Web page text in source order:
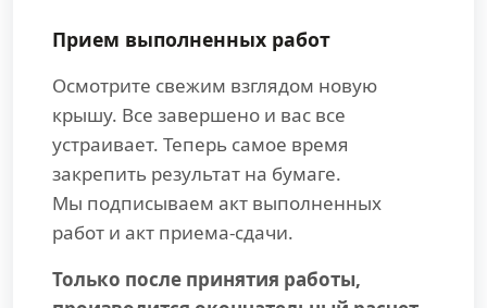
Прием выполненных работ
Осмотрите свежим взглядом новую
крышу. Все завершено и вас все
устраивает. Теперь самое время
закрепить результат на бумаге.
Мы подписываем акт выполненных
работ и акт приема-сдачи.
Только после принятия работы,